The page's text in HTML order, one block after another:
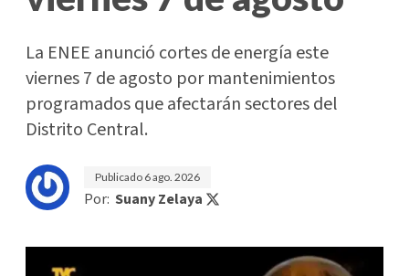
La ENEE anunció cortes de energía este
viernes 7 de agosto por mantenimientos
programados que afectarán sectores del
Distrito Central.
Publicado 6 ago. 2026
Por: Suany Zelaya